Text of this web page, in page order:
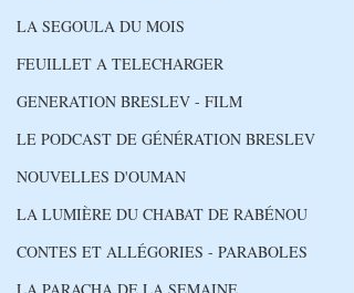
LA SEGOULA DU MOIS
FEUILLET A TELECHARGER
GENERATION BRESLEV - FILM
LE PODCAST DE GÉNÉRATION BRESLEV
NOUVELLES D'OUMAN
LA LUMIÈRE DU CHABAT DE RABÉNOU
CONTES ET ALLÉGORIES - PARABOLES
LA PARACHA DE LA SEMAINE